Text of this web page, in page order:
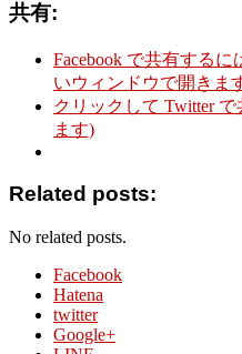
共有:
Facebook で共有する
いウィンドウで開きま
クリックして Twitter
ます)
Related posts:
No related posts.
Facebook
Hatena
twitter
Google+